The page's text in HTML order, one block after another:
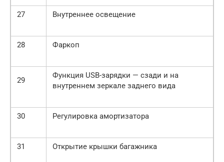
27 Внутреннее освещение
28 Фаркоп
29
Функция USB-зарядки — сзади и на
внутреннем зеркале заднего вида
30 Регулировка амортизатора
31 Открытие крышки багажника